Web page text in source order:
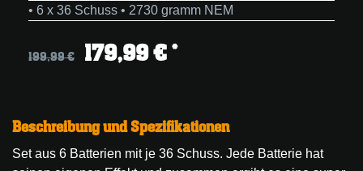
• 6 x 36 Schuss • 2730 gramm NEM
199,99 € 179,99 € *
Beschreibung und Spezifikationen
Set aus 6 Batterien mit je 36 Schuss. Jede Batterie hat